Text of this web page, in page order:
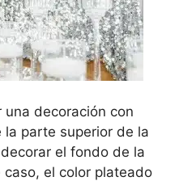
decoración con
la parte superior de la
el fondo de la
el color plateado